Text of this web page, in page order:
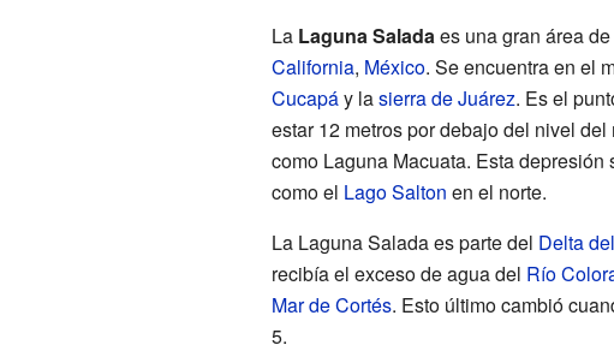
La Laguna Saladaes una gran área
California, México. Se encuentra en el
Cucapáy lasierra de Juárez. Es el
estar 12 metros por debajo del nivel
como Laguna Macuata. Esta
como el Lago Salton en el norte.
La Laguna Salada es parte del Delta
recibía el exceso de agua del Río
Mar de Cortés. Esto último cambió
5.